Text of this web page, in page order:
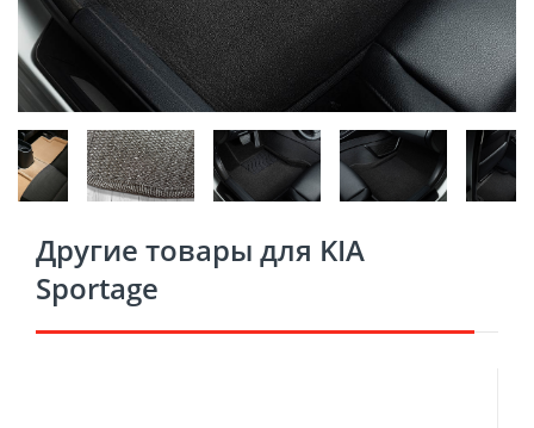
Другие товары для KIA
Sportage